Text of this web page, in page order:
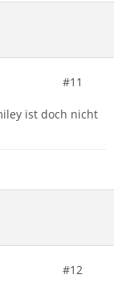
#11
ist doch nicht
#12